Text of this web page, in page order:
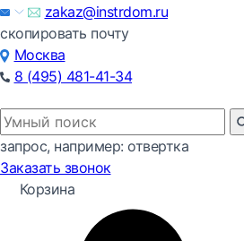
zakaz@instrdom.ru
скопировать почту
Москва
8 (495) 481-41-34
запрос, например: отвертка
Заказать звонок
Корзина